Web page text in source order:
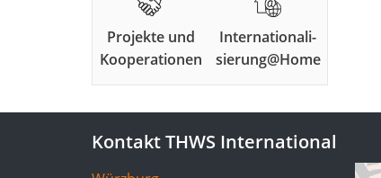
Projekte und
Kooperationen
Internationali-
sierung@Home
Kontakt THWS International